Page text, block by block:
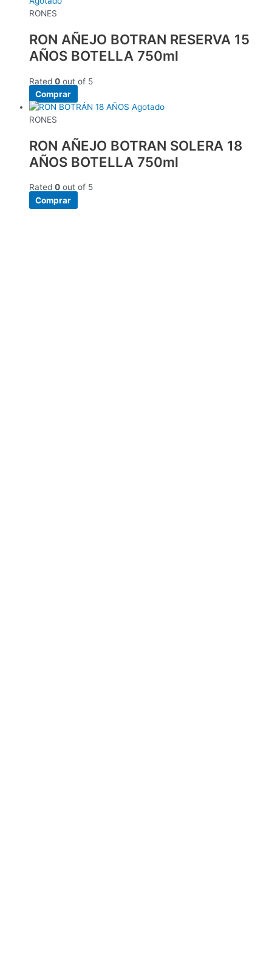
RONES
RON AÑEJO BOTRAN RESERVA 15
AÑOS BOTELLA 750ml
Rated 0 out of 5
Comprar
Agotado
RONES
RON AÑEJO BOTRAN SOLERA 18
AÑOS BOTELLA 750ml
Rated 0 out of 5
Comprar